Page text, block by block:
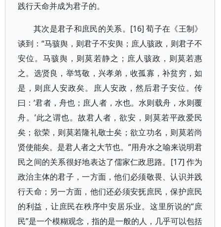
践行天命并成为君子的。
其次是君子和庶民的关系。[16] 荀子在《王制》
谈到：“马骇舆，则君子不安舆；庶人骇政，则君子不
安位。马骇舆，则莫若静之；庶人骇政，则莫若惠
之。选贤良，举笃敬，兴孝弟，收孤寡，补贫穷，如
是，则庶人安政矣。庶人安政，然后君子安位。传
曰：‘君者，舟也；庶人者，水也。水则载舟，水则覆
舟。’此之谓也。故君人者，欲安，则莫若平政爱民
矣；欲荣，则莫若隆礼敬士矣；欲立功名，则莫若尚
贤使能矣。是君人者之大节也。”用舟水之喻来说明君
民之间的关系很好地表达了儒家仁政思路。[17] 作为
政治主体的君子，一方面，他们必须敬畏、认识并践
行天命；另一方面，他们还必须安抚庶民，保护庶民
的利益，让庶民在秩序中安居乐业。这里所说的“庶
民”是一个模糊观念，指的是一般的人，几乎可以包括